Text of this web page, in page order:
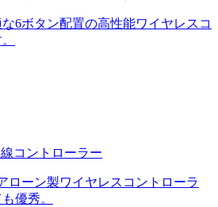
6ボタン配置の高性能ワイヤレスコ
コントローラー
ローン製ワイヤレスコントローラ
優秀。